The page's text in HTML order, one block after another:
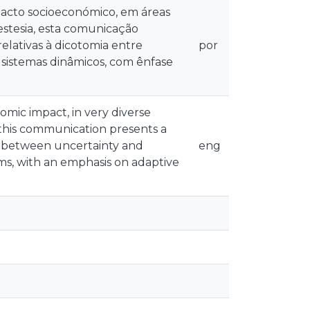
socioeconómico, em áreas
esta comunicação
à dicotomia entre
dinâmicos, com ênfase
por
impact, in very diverse
communication presents a
uncertainty and
with an emphasis on adaptive
eng